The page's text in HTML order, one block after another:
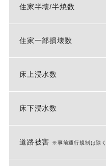
住家半壊/半焼数
住家一部損壊数
床上浸水数
床下浸水数
道路被害 ※事前通行規制は除く